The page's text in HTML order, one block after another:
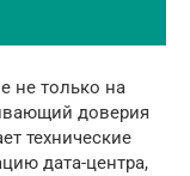
не только на
доверия
технические
дата-центра,